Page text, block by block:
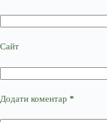
Сайт
Додати коментар *